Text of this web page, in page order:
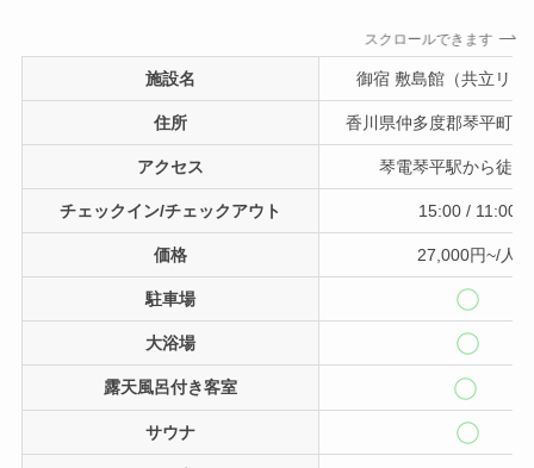
スクロールできます
施設名 御宿 敷島館（共立リゾ
住所 香川県仲多度郡琴平町
アクセス 琴電琴平駅から徒歩
チェックイン/チェックアウト 15:00 / 11:00
価格 27,000円~/人
駐車場
大浴場
露天風呂付き客室
サウナ